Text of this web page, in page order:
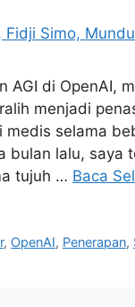
AGI di OpenAI,
menjadi
selama
bulan lalu,
tujuh … Baca
, OpenAI, Penerapan,